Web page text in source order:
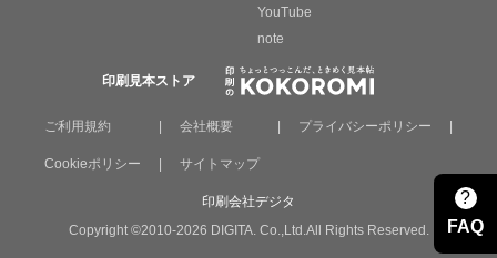
?
FAQ
YouTube
note
印刷見本ストア
ご利用規約 | 会社概要 | プライバシーポリシー |
Cookieポリシー | サイトマップ
印刷会社デジタ
Copyright ©2010-2026 DIGITA. Co.,Ltd.All Rights Reserved.